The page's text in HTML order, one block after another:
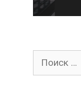
Поиск